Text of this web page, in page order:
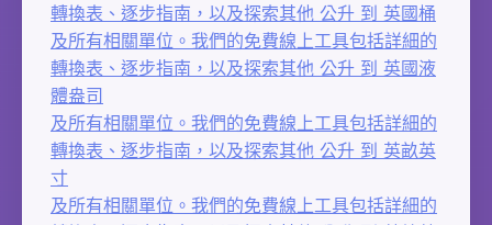
轉換表、逐步指南，以及探索其他 公升 到 英國桶
及所有相關單位。我們的免費線上工具包括詳細的
轉換表、逐步指南，以及探索其他 公升 到 英國液
體盎司
及所有相關單位。我們的免費線上工具包括詳細的
轉換表、逐步指南，以及探索其他 公升 到 英畝英
寸
及所有相關單位。我們的免費線上工具包括詳細的